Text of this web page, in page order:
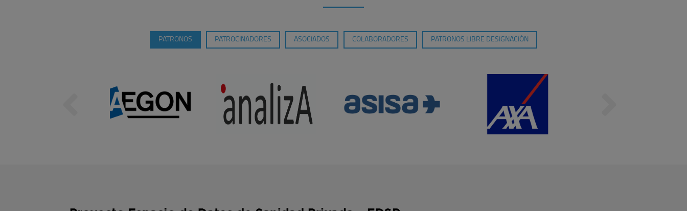
PATRONOS PATROCINADORES ASOCIADOS COLABORADORES PATRONOS LIBRE DESIGNACIÓN